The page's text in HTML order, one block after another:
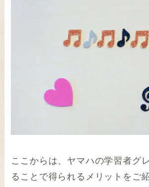
ここからは、ヤマハの学習者グ
ることで得られるメリットをご